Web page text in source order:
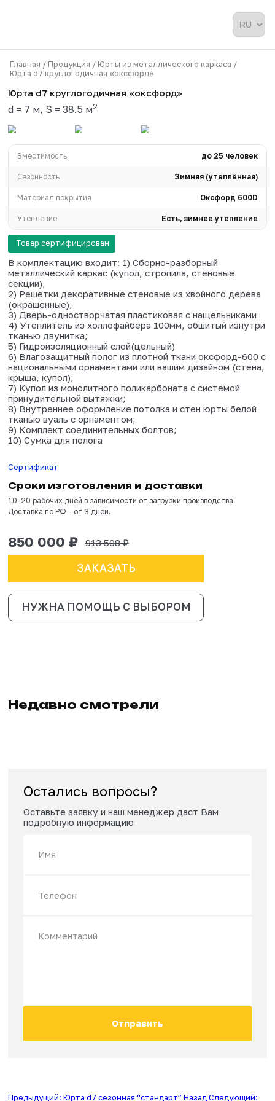
Главная / Продукция /Юрты из металлического
Юрта d7 круглогодичная «оксфорд»
Юрта d7 круглогодичная «оксфорд»
d = 7 м, S = 38.5 м
Вместимость до
Сезонность Зимняя
Материал покрытия
Утепление Есть, зимнее
Товар сертифицирован
В комплектацию входит: 1) Сборно-разборный
металлический каркас (купол, стропила,
секции);
2) Решетки декоративные стеновые из
(окрашенные);
3) Дверь-одностворчатая пластиковая с
4) Утеплитель из холлофайбера 100мм,
тканью двунитка;
5) Гидроизоляционный слой(цельный)
6) Влагозащитный полог из плотной ткани
крыша, купол);
7) Купол из монолитного поликарбоната с
принудительной вытяжки;
8) Внутреннее оформление потолка и стен
9) Комплект соединительных болтов;
10) Сумка для полога
Сертификат
Сроки изготовления и доставки
ЗАКАЗАТЬ
подробную информацию